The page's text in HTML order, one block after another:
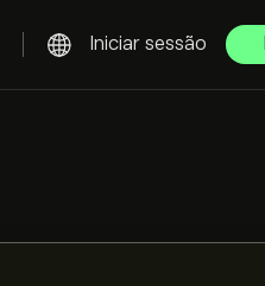
Iniciar sessão